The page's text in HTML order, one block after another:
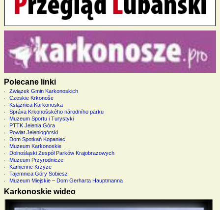
Polecane linki
Związek Gmin Karkonoskich
Czeskie Krkonoše
Książnica Karkonoska
Správa Krkonošského národního parku
Muzeum Sportu i Turystyki
PTTK Jelenia Góra
Powiat Jeleniogórski
Dom Spotkań Kopaniec
Muzeum Karkonoskie
Dolnośląski Zespół Parków Krajobrazowych
Muzeum Przyrodnicze
Kamienne Krzyże
Tajemnica Góry Sobiesz
Muzeum Miejskie – Dom Gerharta Hauptmanna
Karkonoskie wideo